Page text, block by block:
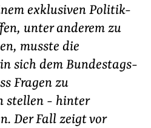
exklusiven Politik-
unter anderem zu
musste die
sich dem Bundestags-
Fragen zu
stellen - hinter
Der Fall zeigt vor